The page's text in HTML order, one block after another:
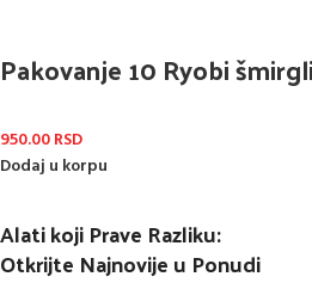
Pakovanje 10 Ryobi
950.00RSD
Dodaj u korpu
Alati koji Prave Razliku:
Otkrijte Najnovije u Ponudi